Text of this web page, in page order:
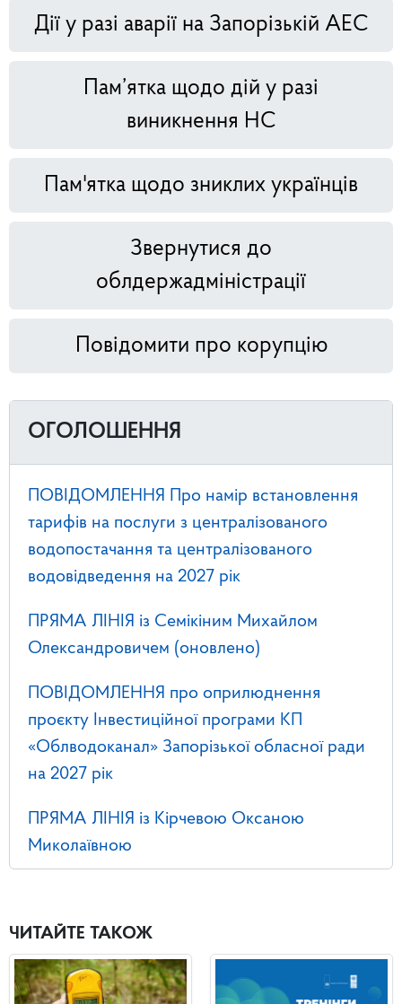
Дії у разі аварії на Запорізькій АЕС
Пам’ятка щодо дій у разі
виникнення НС
Пам'ятка щодо зниклих українців
Звернутися до
облдержадміністрації
Повідомити про корупцію
ОГОЛОШЕННЯ
ПОВІДОМЛЕННЯ Про намір встановлення
тарифів на послуги з централізованого
водопостачання та централізованого
водовідведення на 2027 рік
ПРЯМА ЛІНІЯ із Семікіним Михайлом
Олександровичем (оновлено)
ПОВІДОМЛЕННЯ про оприлюднення
проєкту Інвестиційної програми КП
«Облводоканал» Запорізької обласної ради
на 2027 рік
ПРЯМА ЛІНІЯ із Кірчевою Оксаною
Миколаївною
ЧИТАЙТЕ ТАКОЖ